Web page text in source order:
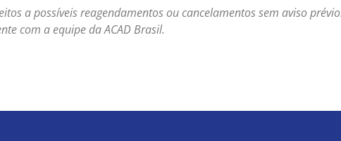
a possíveis reagendamentos ou cancelamentos sem aviso
com a equipe da ACAD Brasil.